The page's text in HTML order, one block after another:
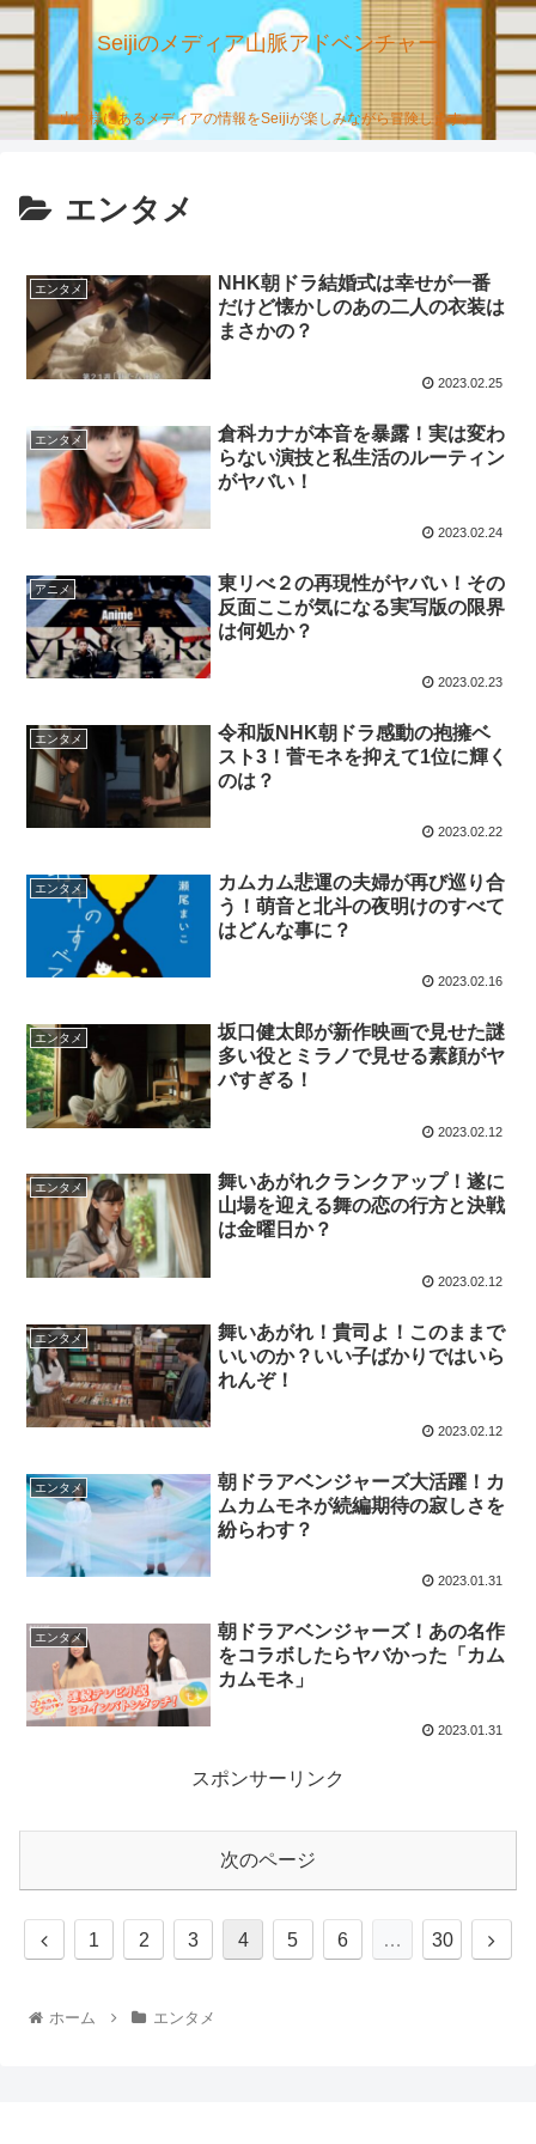
Seijiのメディア山脈アドベンチャー
山の様にあるメディアの情報をSeijiが楽しみながら冒険します。
エンタメ
エンタメ
NHK朝ドラ結婚式は幸せが一番
だけど懐かしのあの二人の衣装は
まさかの？
2023.02.25
エンタメ
倉科カナが本音を暴露！実は変わ
らない演技と私生活のルーティン
がヤバい！
2023.02.24
アニメ
東リべ２の再現性がヤバい！その
反面ここが気になる実写版の限界
は何処か？
2023.02.23
エンタメ
令和版NHK朝ドラ感動の抱擁ベ
スト3！菅モネを抑えて1位に輝く
のは？
2023.02.22
エンタメ
カムカム悲運の夫婦が再び巡り合
う！萌音と北斗の夜明けのすべて
はどんな事に？
2023.02.16
エンタメ
坂口健太郎が新作映画で見せた謎
多い役とミラノで見せる素顔がヤ
バすぎる！
2023.02.12
エンタメ
舞いあがれクランクアップ！遂に
山場を迎える舞の恋の行方と決戦
は金曜日か？
2023.02.12
エンタメ
舞いあがれ！貴司よ！このままで
いいのか？いい子ばかりではいら
れんぞ！
2023.02.12
エンタメ
朝ドラアベンジャーズ大活躍！カ
ムカムモネが続編期待の寂しさを
紛らわす？
2023.01.31
エンタメ
朝ドラアベンジャーズ！あの名作
をコラボしたらヤバかった「カム
カムモネ」
2023.01.31
スポンサーリンク
次のページ
1 2 3 4 5 6 … 30
ホーム エンタメ